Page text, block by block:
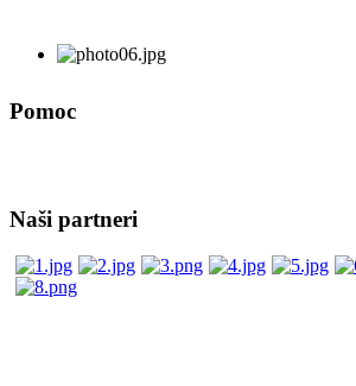
Pomoc
Naši partneri